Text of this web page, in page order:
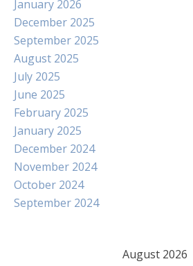
January 2026
December 2025
September 2025
August 2025
July 2025
June 2025
February 2025
January 2025
December 2024
November 2024
October 2024
September 2024
August 2026